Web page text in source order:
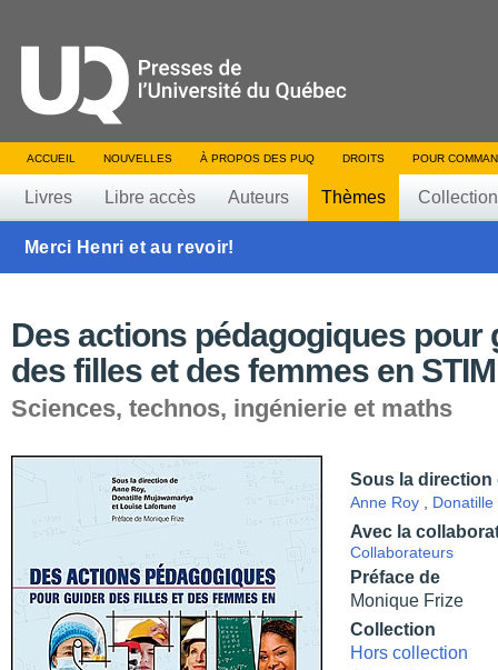
ACCUEIL NOUVELLES À PROPOS DES PUQ DROITS POUR
Livres Libre accès Auteurs Thèmes
Merci Henri et au revoir!
Des actions pédagogiques pour
des filles et des femmes en STIM
Sciences, technos, ingénierie et maths
Sous la direction
Anne Roy
Avec la
Collaborateurs
Préface de
Monique Frize
Collection
Hors collection